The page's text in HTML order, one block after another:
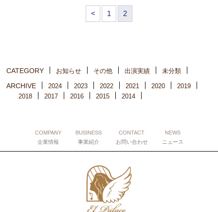
< 1 2
CATEGORY お知らせ その他 出演実績 未分類
ARCHIVE 2024 2023 2022 2021 2020
2019
2018
2017 2016 2015 2014
COMPANY
企業情報
BUSINESS
事業紹介
CONTACT
お問い合わせ
NEWS
ニュース